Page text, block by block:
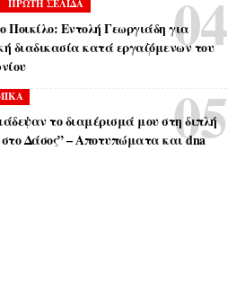
ΠΡΩΤΗ ΣΕΛΙΔΑ
Ποικίλο: Εντολή Γεωργιάδη για
διαδικασία κατά εργαζόμενων του
το διαμέρισμά μου στη διπλή
Δάσος” – Αποτυπώματα και dna